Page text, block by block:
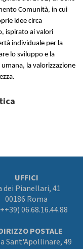
Comunità, in cui
idee circa
ispirato ai valori
individuale per la
lo sviluppo e la
la valorizzazione
UFFICI
dei Pianellari, 41
00186 Roma
06.68.16.44.88
POSTALE
Sant'Apollinare, 49